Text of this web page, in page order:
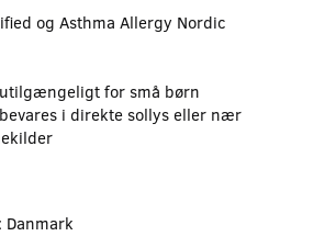
og Asthma Allergy Nordic
for små børn
i direkte sollys eller nær